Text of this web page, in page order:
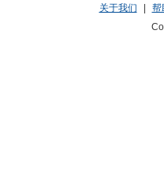
关于我们
帮